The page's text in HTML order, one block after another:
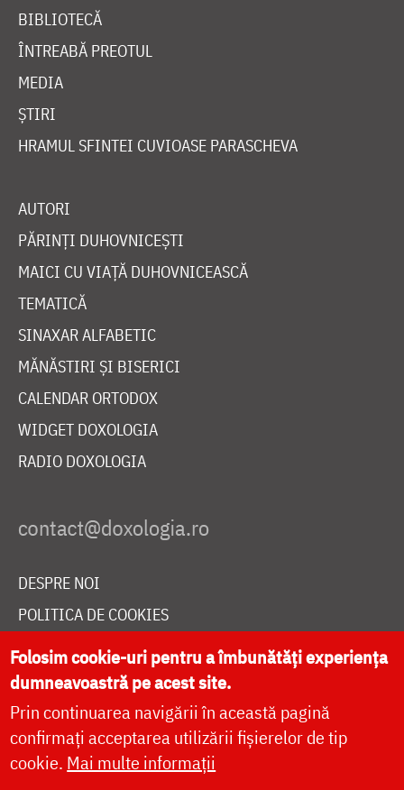
BIBLIOTECĂ
ÎNTREABĂ PREOTUL
MEDIA
ȘTIRI
HRAMUL SFINTEI CUVIOASE PARASCHEVA
AUTORI
PĂRINȚI DUHOVNICEȘTI
MAICI CU VIAȚĂ DUHOVNICEASCĂ
TEMATICĂ
SINAXAR ALFABETIC
MĂNĂSTIRI ȘI BISERICI
CALENDAR ORTODOX
WIDGET DOXOLOGIA
RADIO DOXOLOGIA
DESPRE NOI
POLITICA DE COOKIES
DONEAZĂ ONLINE PENTRU CATEDRALA NAȚIONALĂ
LIVE
Folosim cookie-uri pentru a îmbunătăți experiența
dumneavoastră pe acest site.
Prin continuarea navigării în această pagină
confirmați acceptarea utilizării fișierelor de tip
cookie. Mai multe informații